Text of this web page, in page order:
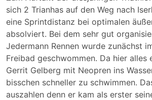
sich 2 Trianhas auf den Weg nach
eine Sprintdistanz bei optimalen
absolviert. Bei dem sehr gut
Jedermann Rennen wurde zunächst
Freibad geschwommen. Da hier alles
Gerrit Gelberg mit Neopren ins
bisschen schneller zu schwimmen.
auszahlen denn er kam als erster